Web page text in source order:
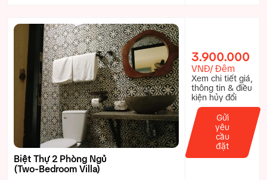
Biệt Thự 2 Phòng Ngủ
(Two-Bedroom Villa)
3.900.000
VNĐ/ Đêm
Xem chi tiết giá,
thông tin & điều
kiện hủy đổi
Gửi
yêu
cầu
đặt